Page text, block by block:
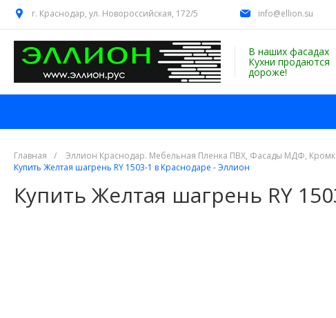
г. Краснодар, ул. Новороссийская, 172/5 info@ellion.su
В наших фасадах
Кухни продаются
дороже!
Главная / Эллион Краснодар. Мебельная Пленка ПВХ, Фасады МДФ,
Купить Желтая шагрень RY 1503-1 в Краснодаре - Эллион
Купить Желтая шагрень RY